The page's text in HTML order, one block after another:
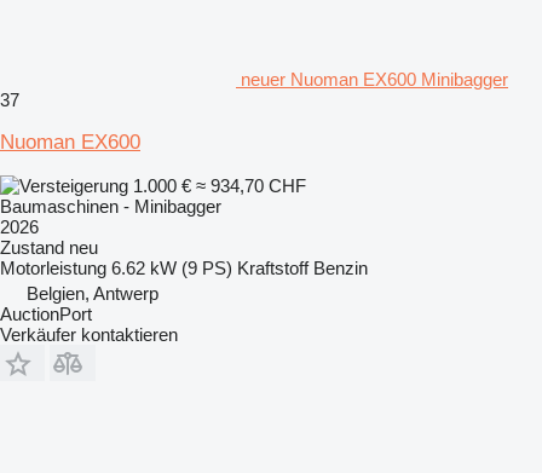
neuer Nuoman EX600 Minibagger
37
Nuoman EX600
1.000 € ≈ 934,70 CHF
Baumaschinen - Minibagger
2026
Zustand neu
Motorleistung 6.62 kW (9 PS) Kraftstoff Benzin
Belgien, Antwerp
AuctionPort
Verkäufer kontaktieren